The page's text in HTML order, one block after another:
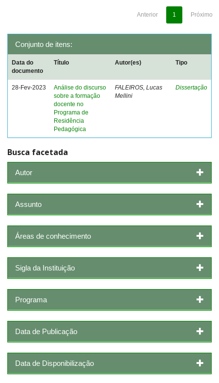
Anterior 1 Próximo
Conjunto de itens:
Data do
documento
Título Autor(es) Tipo
28-Fev-2023
Análise do discurso
sobre a formação
docente no
Programa de
Residência
Pedagógica
FALEIROS, Lucas
Mellini
Dissertação
Busca facetada
Autor
Assunto
Áreas de conhecimento
Sigla da Instituição
Programa
Data de Publicação
Data de Disponibilização